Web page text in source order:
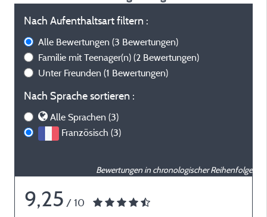
Nach Aufenthaltsart filtern :
Alle Bewertungen (3 Bewertungen)
Familie mit Teenager(n) (2 Bewertungen)
Unter Freunden (1 Bewertungen)
Nach Sprache sortieren :
Alle Sprachen (3)
Französisch (3)
Bewertungen in chronologischer Reihenfolge
9,25 / 10